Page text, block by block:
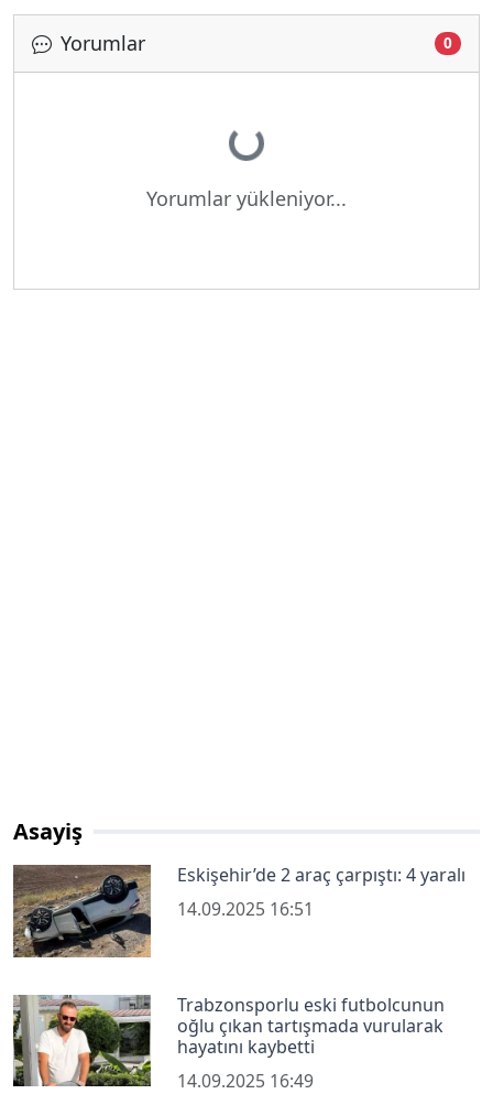
Yorumlar 0
Yükleniyor...
Yorumlar yükleniyor...
Asayiş
Eskişehir’de 2 araç çarpıştı: 4 yaralı
14.09.2025 16:51
Trabzonsporlu eski futbolcunun
oğlu çıkan tartışmada vurularak
hayatını kaybetti
14.09.2025 16:49